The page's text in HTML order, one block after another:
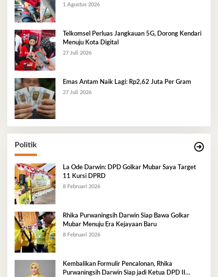
1 Agustus 2026
Telkomsel Perluas Jangkauan 5G, Dorong Kendari
Menuju Kota Digital
27 Juli 2026
Emas Antam Naik Lagi: Rp2,62 Juta Per Gram
27 Juli 2026
Politik
La Ode Darwin: DPD Golkar Mubar Saya Target
11 Kursi DPRD
8 Februari 2026
Rhika Purwaningsih Darwin Siap Bawa Golkar
Mubar Menuju Era Kejayaan Baru
8 Februari 2026
Kembalikan Formulir Pencalonan, Rhika
Purwaningsih Darwin Siap jadi Ketua DPD II